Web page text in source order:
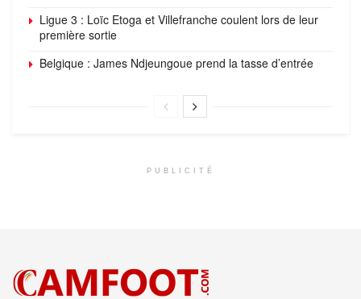
Ligue 3 : Loïc Etoga et Villefranche coulent lors de leur
première sortie
Belgique : James Ndjeungoue prend la tasse d’entrée
PUBLICITÉ